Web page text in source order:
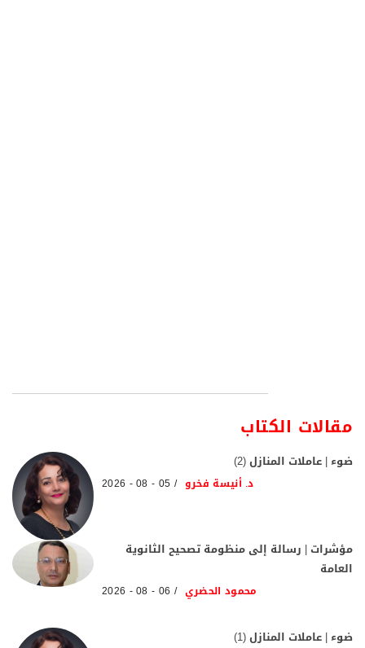
مقالات الكتاب
ضوء | عاملات المنازل (2)
د. أنيسة فخرو 05 - 08 - 2026
مؤشرات | رسالة إلى منظومة تصحيح الثانوية
العامة
محمود الحضري 06 - 08 - 2026
ضوء | عاملات المنازل (1)